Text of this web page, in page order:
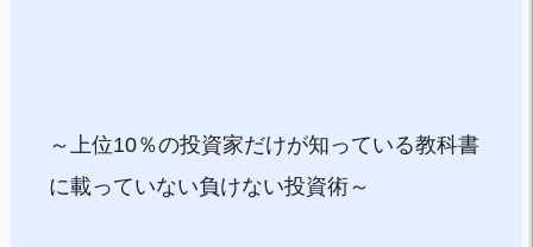
～上位10％の投資家だけが知っている教科書
に載っていない負けない投資術～